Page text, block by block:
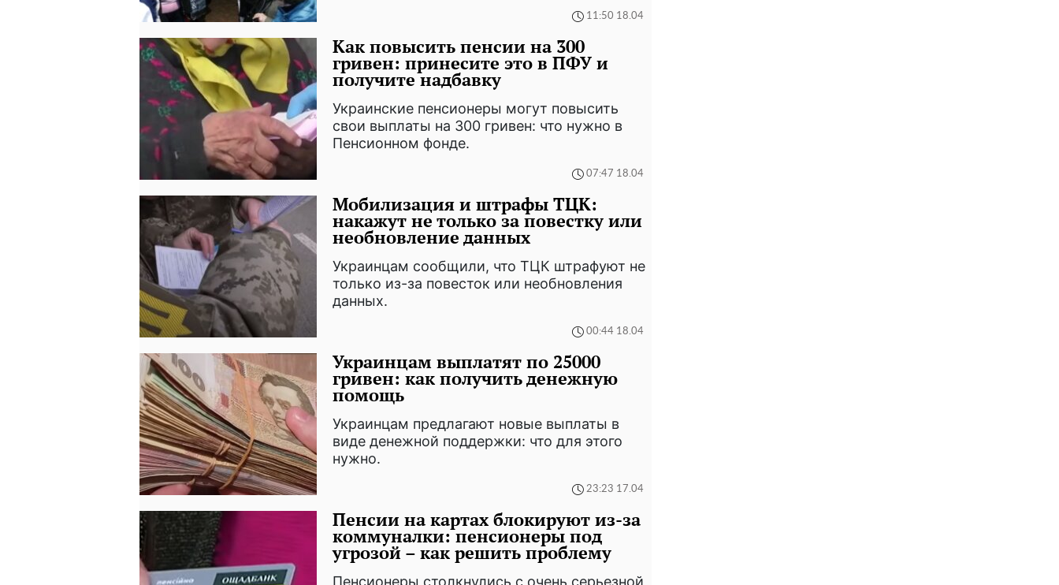
11:50 18.04
Как повысить пенсии на 300
гривен: принесите это в ПФУ и
получите надбавку
Украинские пенсионеры могут повысить
свои выплаты на 300 гривен: что нужно в
Пенсионном фонде.
07:47 18.04
Мобилизация и штрафы ТЦК:
накажут не только за повестку или
необновление данных
Украинцам сообщили, что ТЦК штрафуют не
только из-за повесток или необновления
данных.
00:44 18.04
Украинцам выплатят по 25000
гривен: как получить денежную
помощь
Украинцам предлагают новые выплаты в
виде денежной поддержки: что для этого
нужно.
23:23 17.04
Пенсии на картах блокируют из-за
коммуналки: пенсионеры под
угрозой – как решить проблему
Пенсионеры столкнулись с очень серьезной